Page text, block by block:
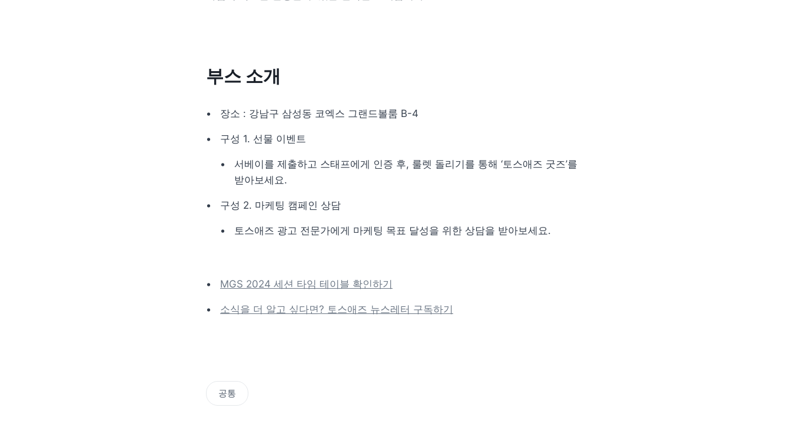
부스 소개
장소 : 강남구 삼성동 코엑스 그랜드볼룸 B-4
구성 1. 선물 이벤트
서베이를 제출하고 스태프에게 인증 후, 룰렛 돌리기를 통해 ‘토스애즈 굿즈’를
받아보세요.
구성 2. 마케팅 캠페인 상담
토스애즈 광고 전문가에게 마케팅 목표 달성을 위한 상담을 받아보세요.
MGS 2024 세션 타임 테이블 확인하기
소식을 더 알고 싶다면? 토스애즈 뉴스레터 구독하기
공통